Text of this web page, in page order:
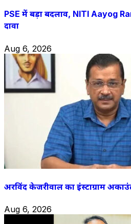
PSE में बड़ा बदलाव, NITI Aayog
दावा
Aug 6, 2026
अरविंद केजरीवाल का इंस्टाग्राम
Aug 6, 2026